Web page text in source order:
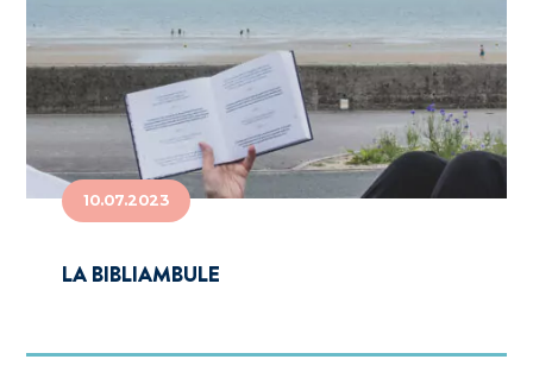
10.07.2023
LA BIBLIAMBULE